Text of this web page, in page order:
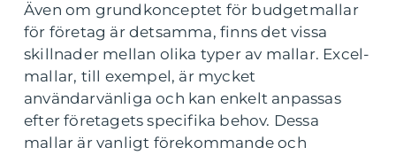
Även om grundkonceptet för budgetmallar
för företag är detsamma, finns det vissa
skillnader mellan olika typer av mallar. Excel-
mallar, till exempel, är mycket
användarvänliga och kan enkelt anpassas
efter företagets specifika behov. Dessa
mallar är vanligt förekommande och